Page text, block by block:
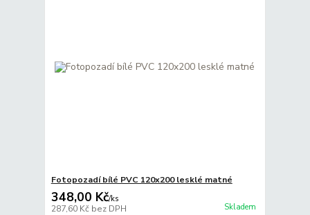
Fotopozadí bílé PVC 120x200 lesklé matné
348,00 Kč/ks
287,60 Kč bez DPH Skladem